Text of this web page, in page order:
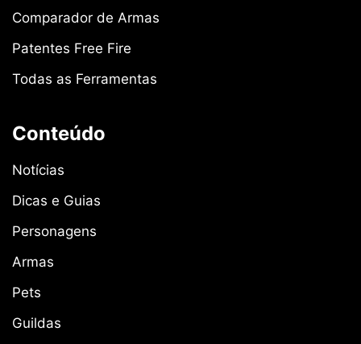
Comparador de Armas
Patentes Free Fire
Todas as Ferramentas
Conteúdo
Notícias
Dicas e Guias
Personagens
Armas
Pets
Guildas